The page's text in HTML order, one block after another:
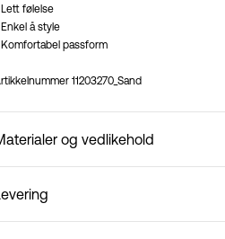
Lett følelse
Enkel å style
Komfortabel passform
11203270_Sand
og vedlikehold